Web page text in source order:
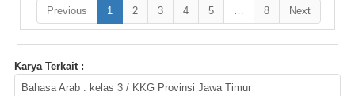
Previous
1 2 3 4 5 … 8 Next
Karya Terkait :
Bahasa Arab : kelas 3 / KKG Provinsi Jawa Timur